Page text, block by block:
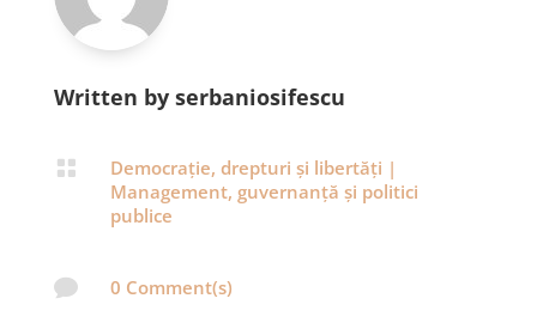
Written by serbaniosifescu
 Democrație, drepturi și libertăți |
Management, guvernanță și politici
publice
 0 Comment(s)